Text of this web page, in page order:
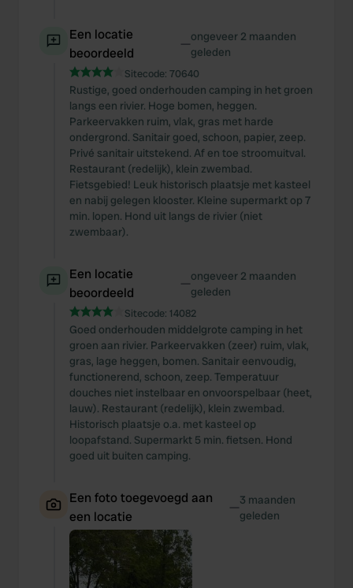
Een locatie
beoordeeld
—ongeveer 2 maanden
geleden
Sitecode: 70640
Rustige, goed onderhouden camping in het groen
langs een rivier. Hoge bomen, heggen.
Parkeervakken ruim, vlak, gras met harde
ondergrond. Sanitair goed, schoon, papier, zeep.
Privé sanitair uitstekend. Af en toe stroomuitval.
Restaurant (redelijk), klein zwembad.
Fietsgebied! Leuk historisch plaatsje met kasteel
en nabij gelegen klooster. Kleine supermarkt op 7
min. lopen. Hond uit langs de rivier (niet
zwembaar).
Een locatie
beoordeeld
—ongeveer 2 maanden
geleden
Sitecode: 14082
Goed onderhouden middelgrote camping in het
groen aan rivier. Parkeervakken (zeer) ruim, vlak,
gras, lage heggen, bomen. Sanitair eenvoudig,
functionerend, schoon, zeep. Temperatuur
douches niet instelbaar en onvoorspelbaar (heet,
lauw). Restaurant (redelijk), klein zwembad.
Historisch plaatsje o.a. met kasteel op
loopafstand. Supermarkt 5 min. fietsen. Hond
goed uit buiten camping.
Een foto toegevoegd aan
een locatie
—3 maanden
geleden